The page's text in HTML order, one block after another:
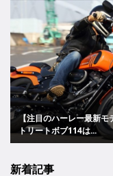
【注目のハーレー最新モ
トリートボブ114は...
新着記事